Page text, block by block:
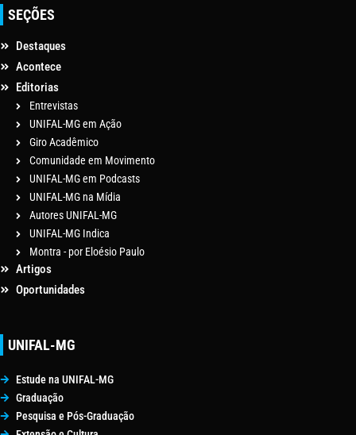
SEÇÕES
Destaques
Acontece
Editorias
Entrevistas
UNIFAL-MG em Ação
Giro Acadêmico
Comunidade em Movimento
UNIFAL-MG em Podcasts
UNIFAL-MG na Mídia
Autores UNIFAL-MG
UNIFAL-MG Indica
Montra - por Eloésio Paulo
Artigos
Oportunidades
UNIFAL-MG
Estude na UNIFAL-MG
Graduação
Pesquisa e Pós-Graduação